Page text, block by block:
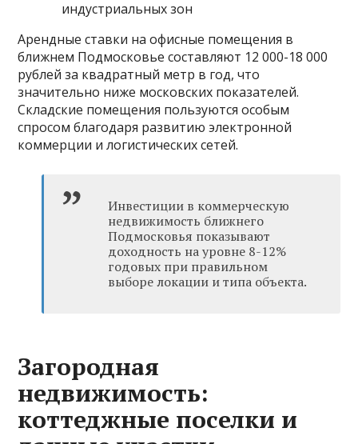
индустриальных зон
Арендные ставки на офисные помещения в
ближнем Подмосковье составляют 12 000-18 000
рублей за квадратный метр в год, что
значительно ниже московских показателей.
Складские помещения пользуются особым
спросом благодаря развитию электронной
коммерции и логистических сетей.
Инвестиции в коммерческую
недвижимость ближнего
Подмосковья показывают
доходность на уровне 8-12%
годовых при правильном
выборе локации и типа объекта.
Загородная
недвижимость:
коттеджные поселки и